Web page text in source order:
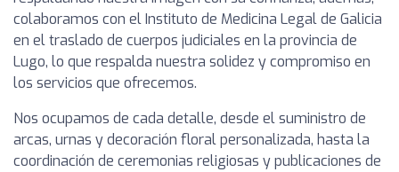
colaboramos con el Instituto de Medicina Legal de Galicia
en el traslado de cuerpos judiciales en la provincia de
Lugo, lo que respalda nuestra solidez y compromiso en
los servicios que ofrecemos.
Nos ocupamos de cada detalle, desde el suministro de
arcas, urnas y decoración floral personalizada, hasta la
coordinación de ceremonias religiosas y publicaciones de